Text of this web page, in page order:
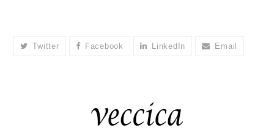
Twitter Facebook LinkedIn Email